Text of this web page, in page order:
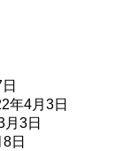
年4月3日
月3日
日